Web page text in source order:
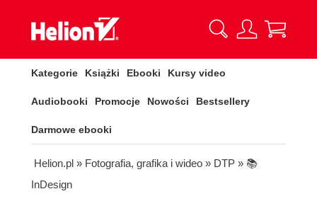
Kategorie Książki Ebooki Kursy video
Audiobooki Promocje Nowości Bestsellery
Darmowe ebooki
Helion.pl » Fotografia, grafika i wideo » DTP » 📚
InDesign